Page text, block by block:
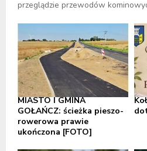
przeglądzie przewodów
MIASTO I GMINA
GOŁAŃCZ: ścieżka pieszo-
rowerowa prawie
ukończona [FOTO]